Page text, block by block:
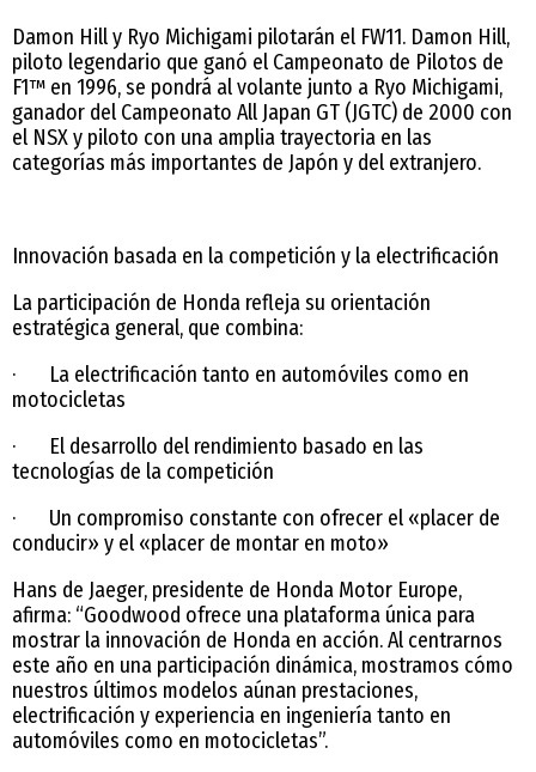
Damon Hill y Ryo Michigami pilotarán el FW11. Damon Hill,
piloto legendario que ganó el Campeonato de Pilotos de
F1™ en 1996, se pondrá al volante junto a Ryo Michigami,
ganador del Campeonato All Japan GT (JGTC) de 2000 con
el NSX y piloto con una amplia trayectoria en las
categorías más importantes de Japón y del extranjero.
Innovación basada en la competición y la electrificación
La participación de Honda refleja su orientación
estratégica general, que combina:
· La electrificación tanto en automóviles como en
motocicletas
· El desarrollo del rendimiento basado en las
tecnologías de la competición
· Un compromiso constante con ofrecer el «placer de
conducir» y el «placer de montar en moto»
Hans de Jaeger, presidente de Honda Motor Europe,
afirma: “Goodwood ofrece una plataforma única para
mostrar la innovación de Honda en acción. Al centrarnos
este año en una participación dinámica, mostramos cómo
nuestros últimos modelos aúnan prestaciones,
electrificación y experiencia en ingeniería tanto en
automóviles como en motocicletas”.